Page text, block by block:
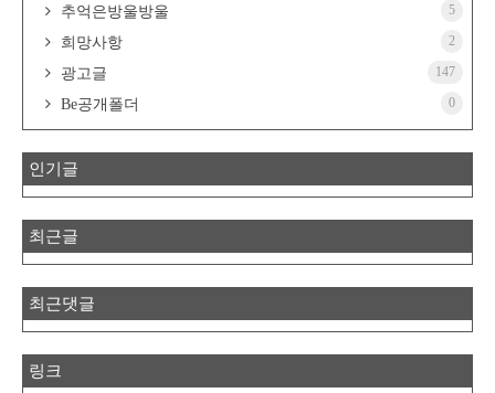
추억은방울방울 5
희망사항 2
광고글 147
Be공개폴더 0
인기글
최근글
최근댓글
링크